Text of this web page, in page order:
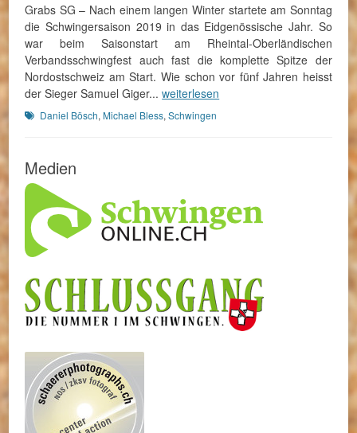
Grabs SG – Nach einem langen Winter startete am Sonntag
die Schwingersaison 2019 in das Eidgenössische Jahr. So
war beim Saisonstart am Rheintal-Oberländischen
Verbandsschwingfest auch fast die komplette Spitze der
Nordostschweiz am Start. Wie schon vor fünf Jahren heisst
der Sieger Samuel Giger...weiterlesen
Schlagworte
Daniel Bösch,Michael Bless,Schwingen
Medien